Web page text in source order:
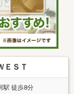
ＳＴ
駅 徒歩8分